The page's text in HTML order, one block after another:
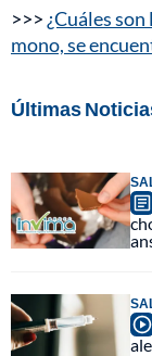
>>> ¿Cuáles
mono, se
Últimas